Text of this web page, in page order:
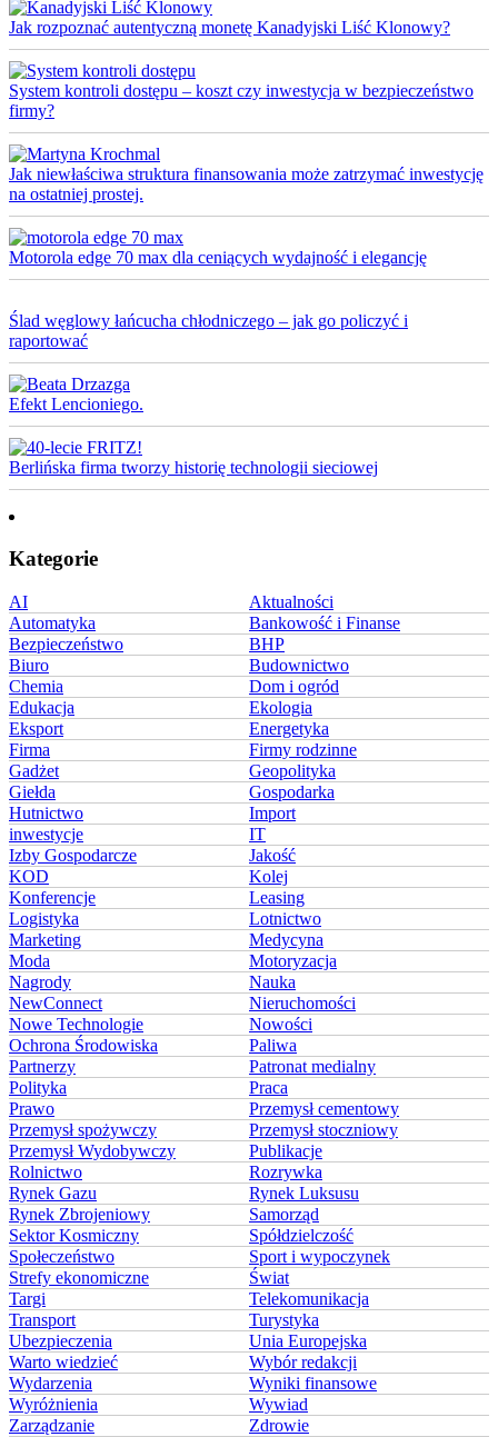
Jak rozpoznać autentyczną monetę Kanadyjski Liść Klonowy?
System kontroli dostępu – koszt czy inwestycja w bezpieczeństwo
firmy?
Jak niewłaściwa struktura finansowania może zatrzymać inwestycję
na ostatniej prostej.
Motorola edge 70 max dla ceniących wydajność i elegancję
Ślad węglowy łańcucha chłodniczego – jak go policzyć i
raportować
Efekt Lencioniego.
Berlińska firma tworzy historię technologii sieciowej
Kategorie
AI
Aktualności
Automatyka
Bankowość i Finanse
Bezpieczeństwo
BHP
Biuro
Budownictwo
Chemia
Dom i ogród
Edukacja
Ekologia
Eksport
Energetyka
Firma
Firmy rodzinne
Gadżet
Geopolityka
Giełda
Gospodarka
Hutnictwo
Import
inwestycje
IT
Izby Gospodarcze
Jakość
KOD
Kolej
Konferencje
Leasing
Logistyka
Lotnictwo
Marketing
Medycyna
Moda
Motoryzacja
Nagrody
Nauka
NewConnect
Nieruchomości
Nowe Technologie
Nowości
Ochrona Środowiska
Paliwa
Partnerzy
Patronat medialny
Polityka
Praca
Prawo
Przemysł cementowy
Przemysł spożywczy
Przemysł stoczniowy
Przemysł Wydobywczy
Publikacje
Rolnictwo
Rozrywka
Rynek Gazu
Rynek Luksusu
Rynek Zbrojeniowy
Samorząd
Sektor Kosmiczny
Spółdzielczość
Społeczeństwo
Sport i wypoczynek
Strefy ekonomiczne
Świat
Targi
Telekomunikacja
Transport
Turystyka
Ubezpieczenia
Unia Europejska
Warto wiedzieć
Wybór redakcji
Wydarzenia
Wyniki finansowe
Wyróżnienia
Wywiad
Zarządzanie
Zdrowie